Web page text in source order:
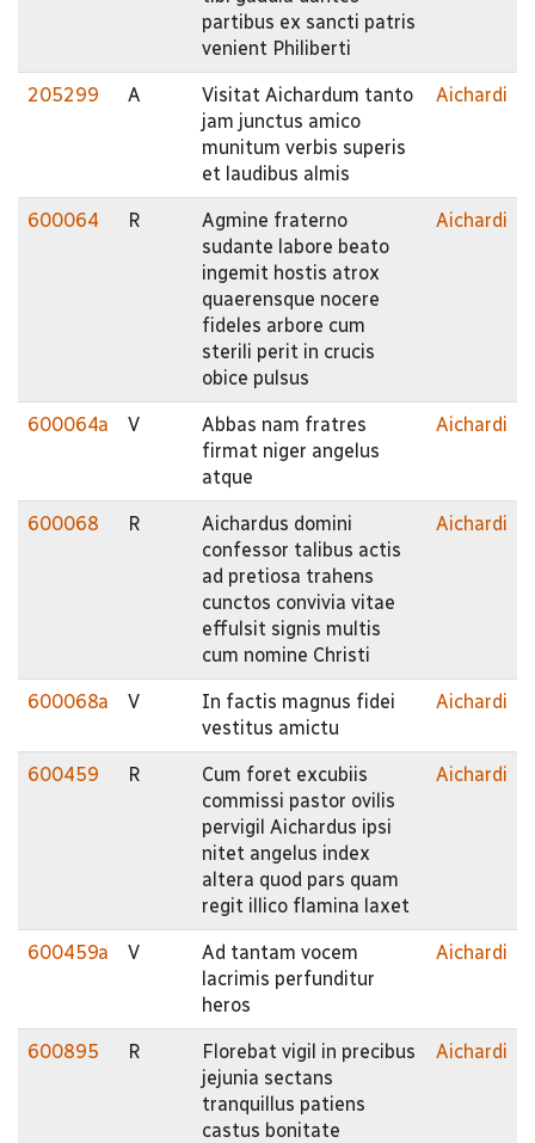
partibus ex sancti patris
venient Philiberti
205299 A
Visitat Aichardum tanto
jam junctus amico
munitum verbis superis
et laudibus almis
Aichardi
600064 R
Agmine fraterno
sudante labore beato
ingemit hostis atrox
quaerensque nocere
fideles arbore cum
sterili perit in crucis
obice pulsus
Aichardi
600064a V
Abbas nam fratres
firmat niger angelus
atque
Aichardi
600068 R
Aichardus domini
confessor talibus actis
ad pretiosa trahens
cunctos convivia vitae
effulsit signis multis
cum nomine Christi
Aichardi
600068a V
In factis magnus fidei
vestitus amictu
Aichardi
600459 R
Cum foret excubiis
commissi pastor ovilis
pervigil Aichardus ipsi
nitet angelus index
altera quod pars quam
regit illico flamina laxet
Aichardi
600459a V
Ad tantam vocem
lacrimis perfunditur
heros
Aichardi
600895 R
Florebat vigil in precibus
jejunia sectans
tranquillus patiens
castus bonitate
Aichardi